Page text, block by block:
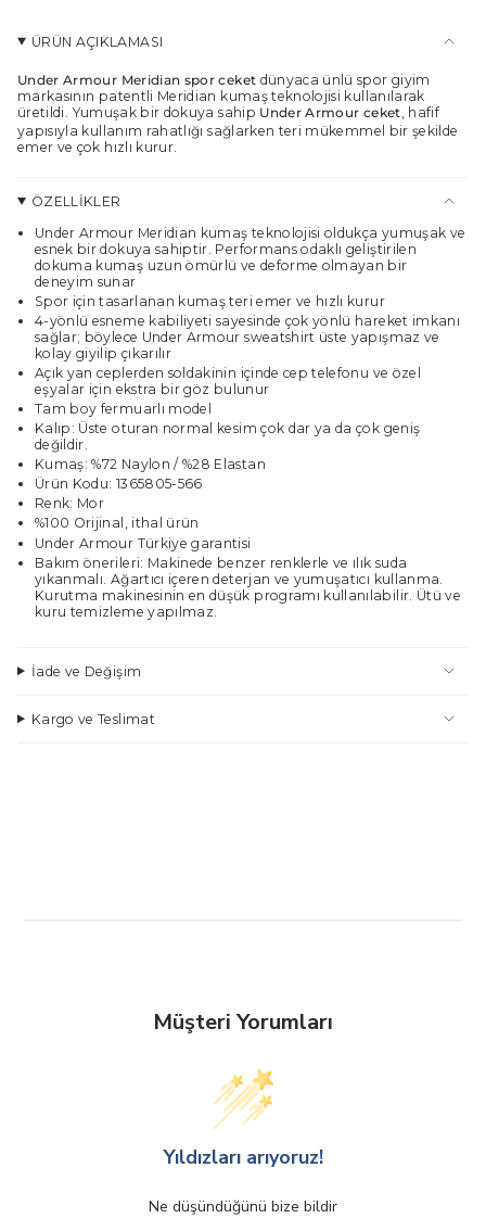
"maximum_of"=>"Maksimum
quantity
}}",
"minimum_of"=>"Minimum
{{
quantity
{{
quantity
katları"}
ÜRÜN AÇIKLAMASI
Under Armour Meridian spor ceket dünyaca ünlü spor giyim
markasının patentli Meridian kumaş teknolojisi kullanılarak
üretildi. Yumuşak bir dokuya sahip Under Armour ceket , hafif
yapısıyla kullanım rahatlığı sağlarken teri mükemmel bir şekilde
emer ve çok hızlı kurur.
ÖZELLİKLER
Under Armour Meridian kumaş teknolojisi oldukça yumuşak ve
esnek bir dokuya sahiptir. Performans odaklı geliştirilen
dokuma kumaş uzun ömürlü ve deforme olmayan bir
deneyim sunar
Spor için tasarlanan kumaş teri emer ve hızlı kurur
4-yönlü esneme kabiliyeti sayesinde çok yönlü hareket imkanı
sağlar; böylece Under Armour sweatshirt üste yapışmaz ve
kolay giyilip çıkarılır
Açık yan ceplerden soldakinin içinde cep telefonu ve özel
eşyalar için ekstra bir göz bulunur
Tam boy fermuarlı model
Kalıp: Üste oturan normal kesim çok dar ya da çok geniş
değildir.
Kumaş: %72 Naylon / %28 Elastan
Ürün Kodu: 1365805-566
Renk: Mor
%100 Orijinal, ithal ürün
Under Armour Türkiye garantisi
Bakım önerileri: Makinede benzer renklerle ve ılık suda
yıkanmalı. Ağartıcı içeren deterjan ve yumuşatıcı kullanma.
Kurutma makinesinin en düşük programı kullanılabilir. Ütü ve
kuru temizleme yapılmaz.
İade ve Değişim
Kargo ve Teslimat
Müşteri Yorumları
Yıldızları arıyoruz!
Ne düşündüğünü bize bildir